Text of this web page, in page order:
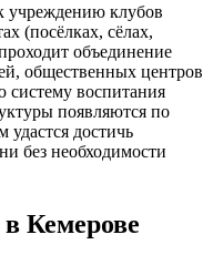
учреждению клубов
(посёлках, сёлах,
объединение
общественных центров
воспитания
появляются по
достичь
без необходимости
Кемерове